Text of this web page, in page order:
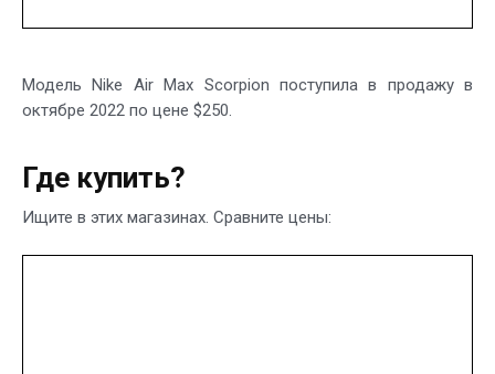
Модель Nike Air Max Scorpion поступила в продажу в
октябре 2022 по цене $250.
Где купить?
Ищите в этих магазинах. Сравните цены: